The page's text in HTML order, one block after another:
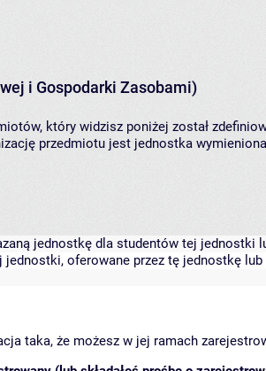
i Gospodarki Zasobami)
który widzisz poniżej został
przedmiotu jest jednostka
jednostkę dla studentów tej
oferowane przez tę jednostkę
taka, że możesz w jej ramach